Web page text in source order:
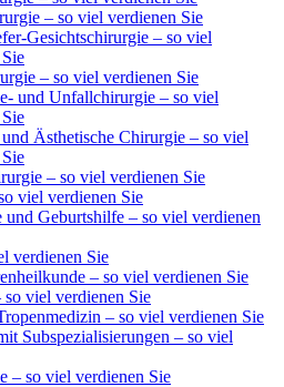
– so viel verdienen Sie
Gesichtschirurgie – so viel
– so viel verdienen Sie
und Unfallchirurgie – so viel
und Ästhetische Chirurgie – so viel
– so viel verdienen Sie
viel verdienen Sie
und Geburtshilfe – so viel verdienen
verdienen Sie
– so viel verdienen Sie
viel verdienen Sie
– so viel verdienen Sie
Subspezialisierungen – so viel
– so viel verdienen Sie